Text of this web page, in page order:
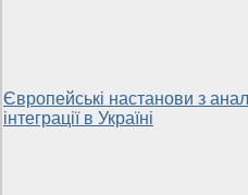
Європейські настанови з
інтеграції в Україні